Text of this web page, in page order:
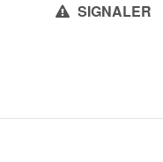
SIGNALER